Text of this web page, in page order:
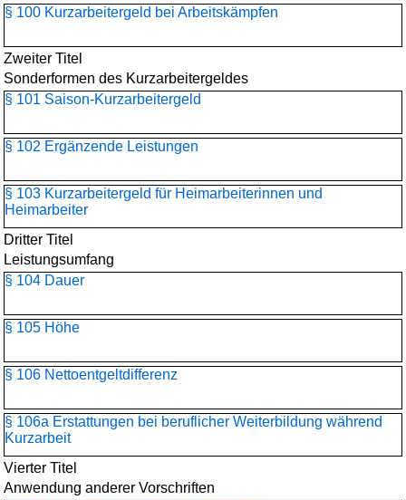
§ 100 Kurzarbeitergeld bei Arbeitskämpfen
Zweiter Titel
Sonderformen des Kurzarbeitergeldes
§ 101 Saison-Kurzarbeitergeld
§ 102 Ergänzende Leistungen
§ 103 Kurzarbeitergeld für Heimarbeiterinnen und
Heimarbeiter
Dritter Titel
Leistungsumfang
§ 104 Dauer
§ 105 Höhe
§ 106 Nettoentgeltdifferenz
§ 106a Erstattungen bei beruflicher Weiterbildung während
Kurzarbeit
Vierter Titel
Anwendung anderer Vorschriften